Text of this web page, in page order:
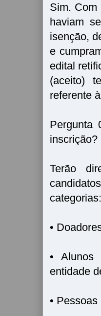
Sim. Com
haviam
isenção,
e
edital
(aceito)
referente
Pergunta
inscrição?
Terão
categorias:
•
• Alunos
entidade
•